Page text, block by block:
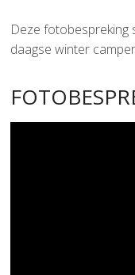
Deze fotobespreking
daagse winter